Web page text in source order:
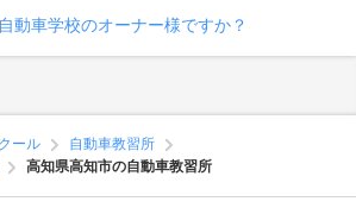
動車学校のオーナー様ですか？
ール
自動車教習所
高知県高知市の自動車教習所